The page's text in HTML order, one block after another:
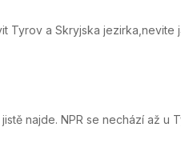
Tyrov a Skryjska
najde. NPR se nechází až